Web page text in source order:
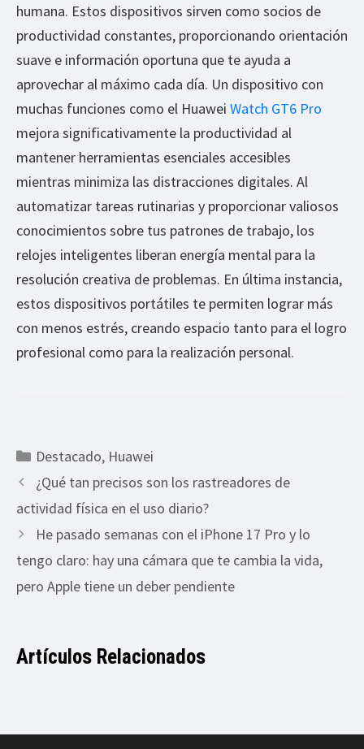
humana. Estos dispositivos sirven como socios de
productividad constantes, proporcionando orientación
suave e información oportuna que te ayuda a
aprovechar al máximo cada día. Un dispositivo con
muchas funciones como el Huawei Watch GT6 Pro
mejora significativamente la productividad al
mantener herramientas esenciales accesibles
mientras minimiza las distracciones digitales. Al
automatizar tareas rutinarias y proporcionar valiosos
conocimientos sobre tus patrones de trabajo, los
relojes inteligentes liberan energía mental para la
resolución creativa de problemas. En última instancia,
estos dispositivos portátiles te permiten lograr más
con menos estrés, creando espacio tanto para el logro
profesional como para la realización personal.
Categorías
Destacado, Huawei
¿Qué tan precisos son los rastreadores de
actividad física en el uso diario?
He pasado semanas con el iPhone 17 Pro y lo
tengo claro: hay una cámara que te cambia la vida,
pero Apple tiene un deber pendiente
Artículos Relacionados